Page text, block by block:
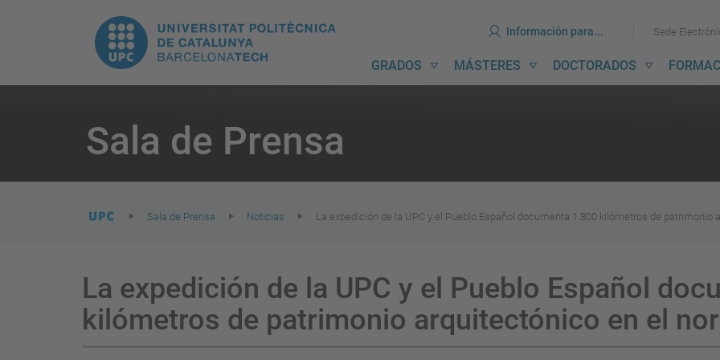
UPC.
Universitat
Politècnica
de
Catalunya
Ir
al
Ir
al
Información para... Sede
Navegación
GRADOS MÁSTERES DOCTORADOS
Sala de Prensa
are
here:
Sala de Prensa Noticias La expedición de la UPC y el Pueblo Español documenta 1.800 kilómetros de patrimonio
La expedición de la UPC y el Pueblo Español
kilómetros de patrimonio arquitectónico en el